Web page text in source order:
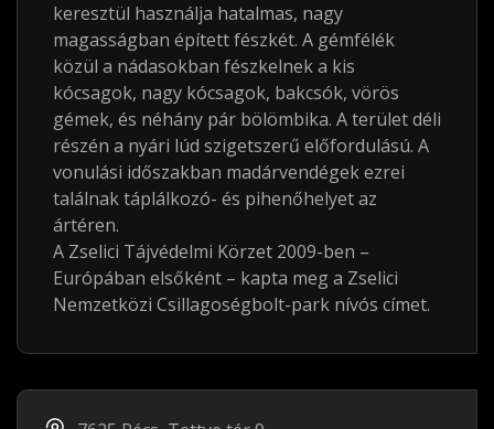
keresztül használja hatalmas, nagy
magasságban épített fészkét. A gémfélék
közül a nádasokban fészkelnek a kis
kócsagok, nagy kócsagok, bakcsók, vörös
gémek, és néhány pár bölömbika. A terület déli
részén a nyári lúd szigetszerű előfordulású. A
vonulási időszakban madárvendégek ezrei
találnak táplálkozó- és pihenőhelyet az
ártéren.
A Zselici Tájvédelmi Körzet 2009-ben –
Európában elsőként – kapta meg a Zselici
Nemzetközi Csillagoségbolt-park nívós címet.